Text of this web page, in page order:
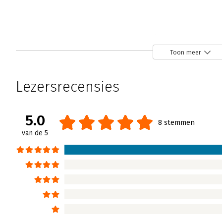
Annett Keizer | 18 april 2018
beetje de rode draad in dit handboek van
subtitel ‘helpen zonder bemoeizucht’.
Handboek Teamcoaching
Toon meer
Lezersrecensies
5.0
van de 5
8 stemmen